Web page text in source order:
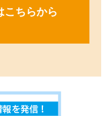
こちらから